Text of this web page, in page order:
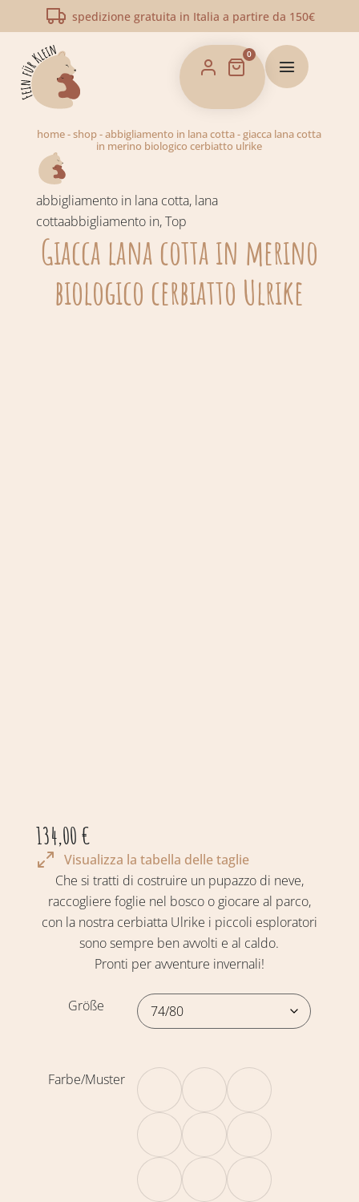
spedizione gratuita in Italia a partire da 150€
0
home-shop-abbigliamento in lana cotta-giacca lana cotta
in merino biologico cerbiatto ulrike
abbigliamento in lana cotta, lana
cottaabbigliamento in,Top
Giacca lana cotta in merino
biologico cerbiatto Ulrike
134,00€
Visualizza la tabella delle taglie
Che si tratti di costruire un pupazzo di neve,
raccogliere foglie nel bosco o giocare al parco,
con la nostra cerbiatta Ulrike i piccoli esploratori
sono sempre ben avvolti e al caldo.
Pronti per avventure invernali!
Größe
Farbe/Muster